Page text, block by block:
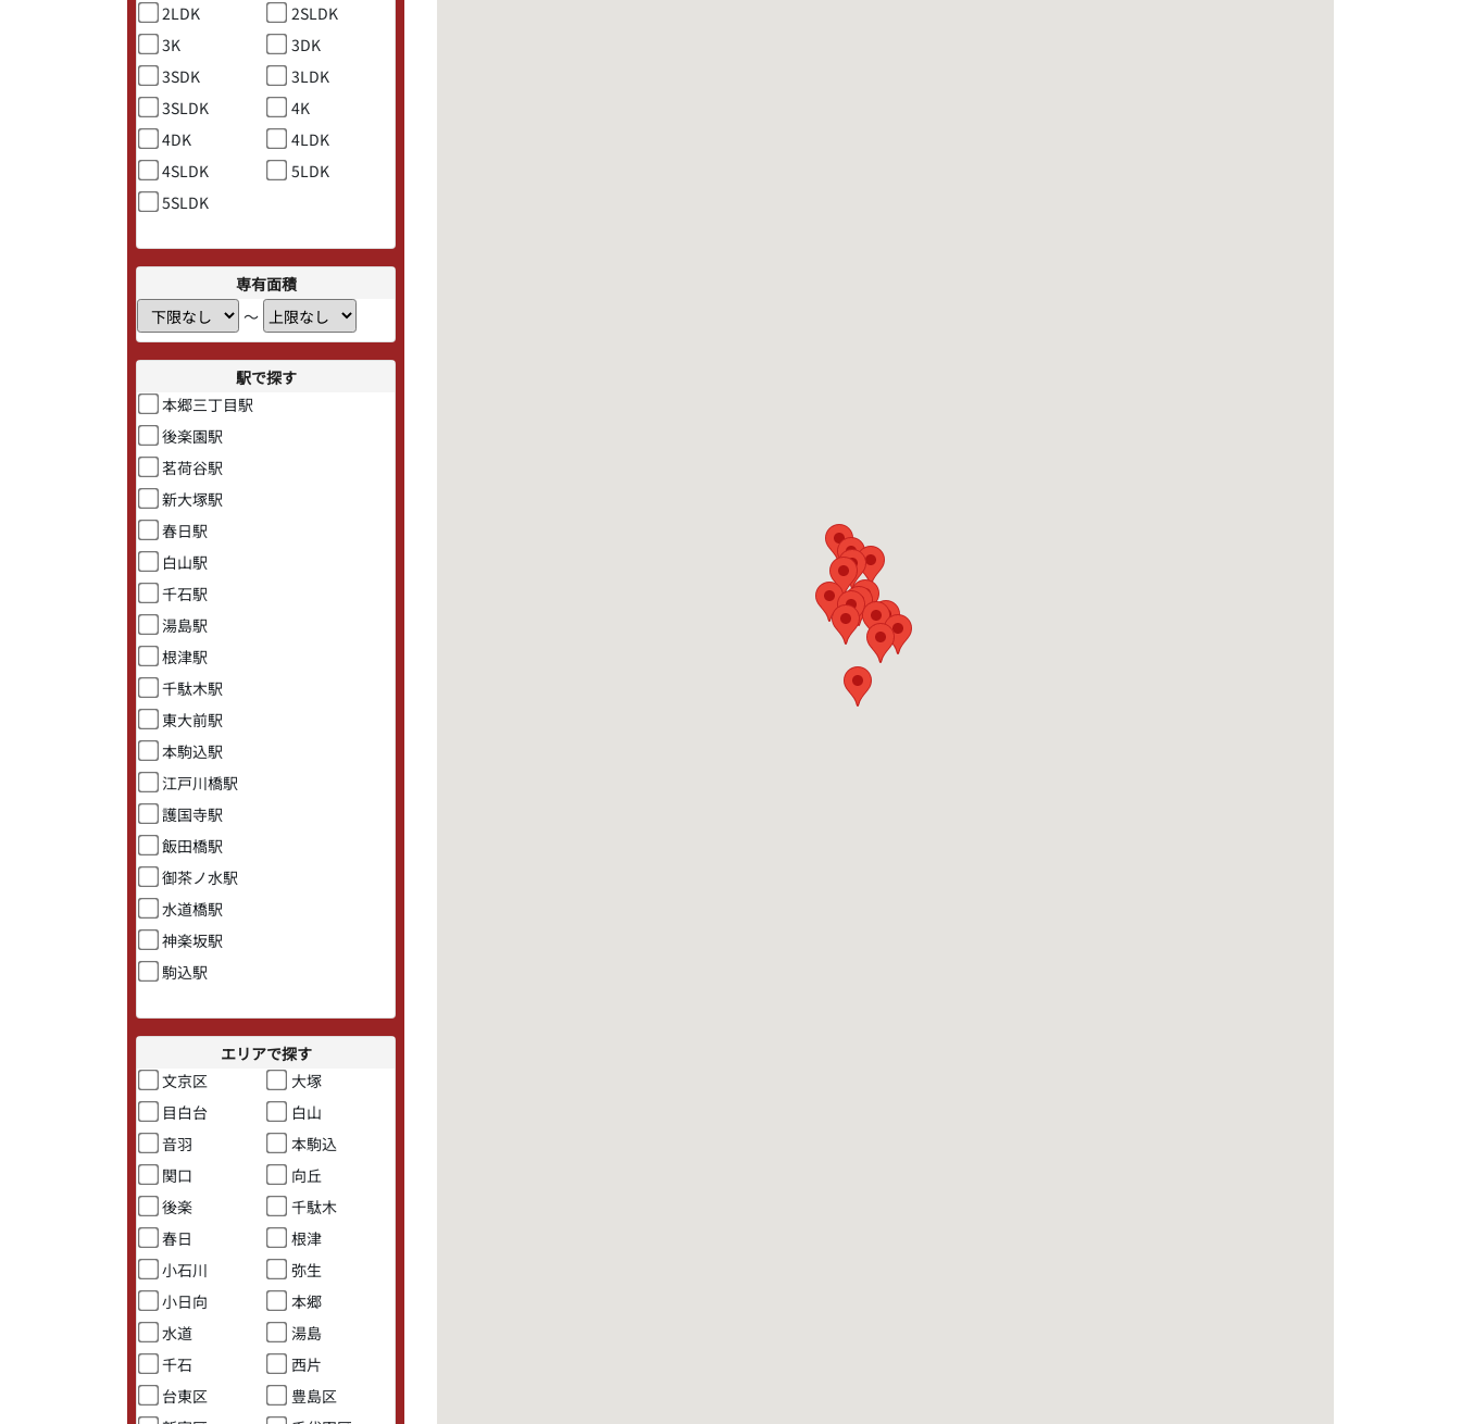
2LDK
2SLDK
3K
3DK
3SDK
3LDK
3SLDK
4K
4DK
4LDK
4SLDK
5LDK
5SLDK
専有面積
〜
駅で探す
本郷三丁目駅
後楽園駅
茗荷谷駅
新大塚駅
春日駅
白山駅
千石駅
湯島駅
根津駅
千駄木駅
東大前駅
本駒込駅
江戸川橋駅
護国寺駅
飯田橋駅
御茶ノ水駅
水道橋駅
神楽坂駅
駒込駅
エリアで探す
文京区
大塚
目白台
白山
音羽
本駒込
関口
向丘
後楽
千駄木
春日
根津
小石川
弥生
小日向
本郷
水道
湯島
千石
西片
台東区
豊島区